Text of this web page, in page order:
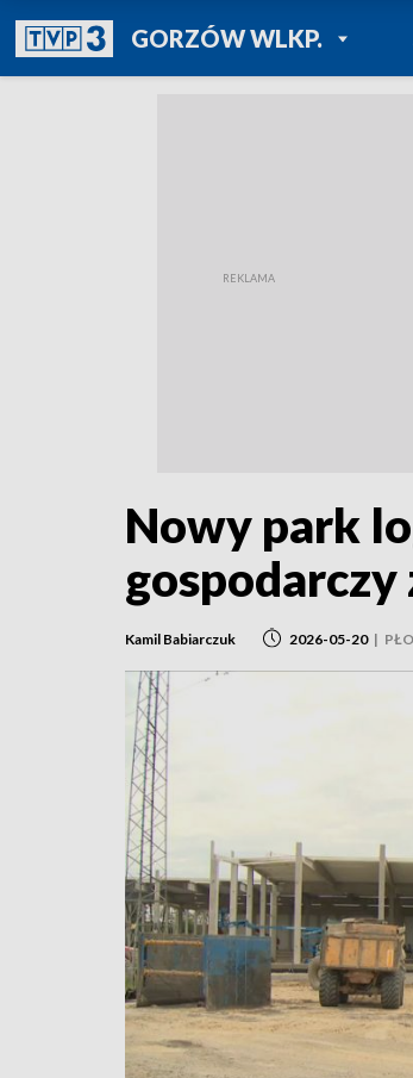
GORZÓW WLKP.POWRÓT DO
TVP REGIONY
Nowy park
Kamil Babiarczuk 2026-05-20 |